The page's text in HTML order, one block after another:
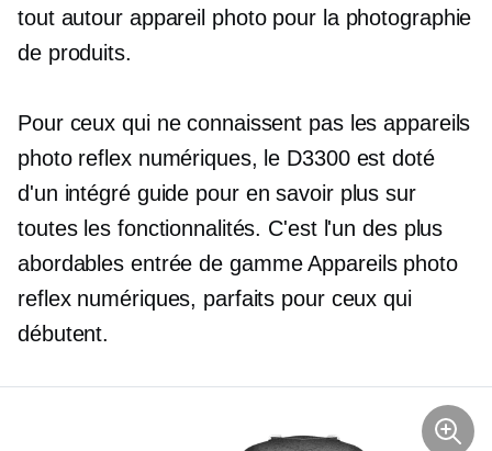
tout autourappareil photo pour la photographie
de produits.
Pour ceux qui ne connaissent pas les appareils
photo reflex numériques, le D3300 est doté
d'un intégréguide pour en savoir plus sur
toutes les fonctionnalités. C'est l'un des plus
abordables entrée de gammeAppareils photo
reflex numériques, parfaits pour ceux qui
débutent.